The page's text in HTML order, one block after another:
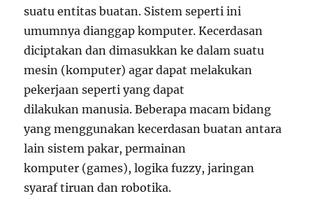
suatu entitas buatan. Sistem seperti ini
umumnya dianggap komputer. Kecerdasan
diciptakan dan dimasukkan ke dalam suatu
mesin (komputer) agar dapat melakukan
pekerjaan seperti yang dapat
dilakukan manusia. Beberapa macam bidang
yang menggunakan kecerdasan buatan antara
lain sistem pakar, permainan
komputer (games), logika fuzzy, jaringan
syaraf tiruan dan robotika.